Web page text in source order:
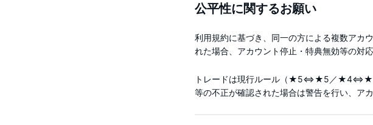
公平性に関するお願い
利用規約に基づき、同一の方による複数アカ
れた場合、アカウント停止・特典無効等の対
トレードは現行ルール（★5⇔★5／★4⇔★4
等の不正が確認された場合は警告を行い、ア